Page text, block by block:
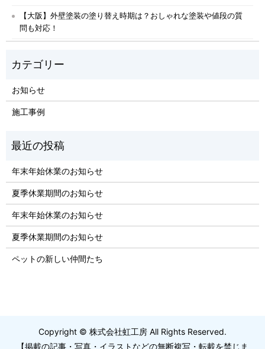
【大阪】外壁塗装の塗り替え時期は？おしゃれな塗装や値段の質
問も対応！
お知らせ
施工事例
年末年始休業のお知らせ
夏季休業期間のお知らせ
年末年始休業のお知らせ
夏季休業期間のお知らせ
ペットの新しい仲間たち
Copyright © 株式会社虹工房 All Rights Reserved.
【掲載の記事・写真・イラストなどの無断複写・転載を禁じま